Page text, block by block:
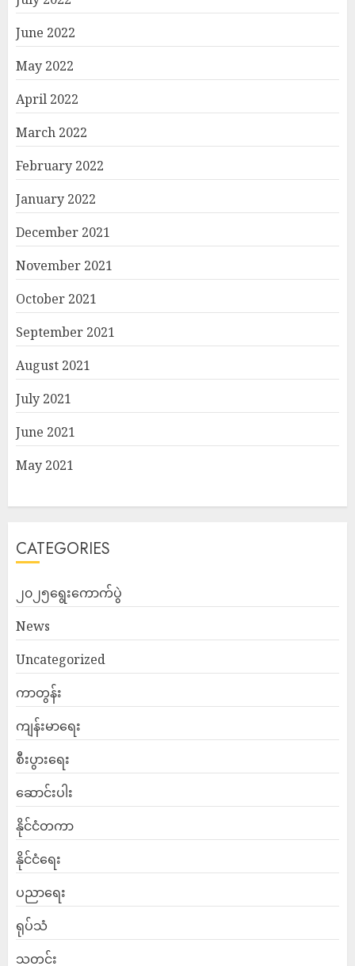
June 2022
May 2022
April 2022
March 2022
February 2022
January 2022
December 2021
November 2021
October 2021
September 2021
August 2021
July 2021
June 2021
May 2021
CATEGORIES
၂၀၂၅ရွေးကောက်ပွဲ
News
Uncategorized
ကာတွန်း
ကျန်းမာရေး
စီးပွားရေး
ဆောင်းပါး
နိုင်ငံတကာ
နိုင်ငံရေး
ပညာရေး
ရုပ်သံ
သတင်း